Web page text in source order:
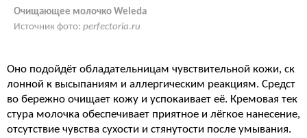
Очищающее молочко Weleda
Источник фото: perfectoria.ru
Оно подойдёт обладательницам чувствительной кожи, ск
лонной к высыпаниям и аллергическим реакциям. Средст
во бережно очищает кожу и успокаивает её. Кремовая тек
стура молочка обеспечивает приятное и лёгкое нанесение,
отсутствие чувства сухости и стянутости после умывания.